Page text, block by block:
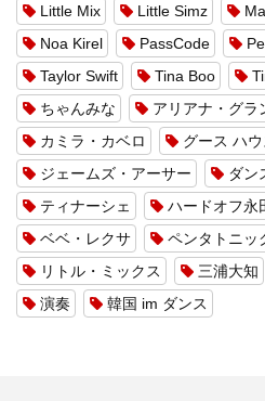
Little Mix
Little Simz
Noa Kirel
PassCode
Taylor Swift
Tina Boo
ちゃんみな
アリアナ・グラ
カミラ・カベロ
グース ハウ
ジェームズ・アーサー
ダン
ティナーシェ
ハードオフ永
ベベ・レクサ
ペンタトニッ
リトル・ミックス
三浦大知
演奏
韓国 im ダンス